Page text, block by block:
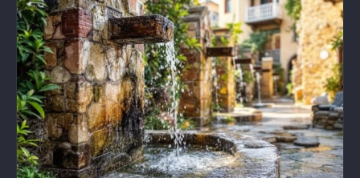
Mantenimiento Preventivo de Fontanería en
Las Torres de Cotillas: Guía Definitiva